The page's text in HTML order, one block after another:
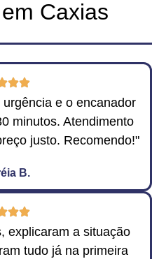
Caxias
e o encanador
minutos. Atendimento
justo. Recomendo!"
B.
explicaram a situação
tudo já na primeira